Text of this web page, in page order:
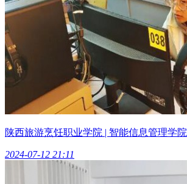
陕西旅游烹饪职业学院 | 智能信息管理学院
2024-07-12 21:11